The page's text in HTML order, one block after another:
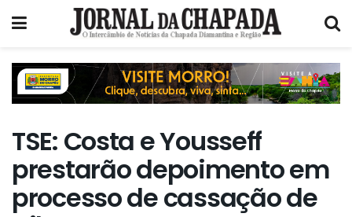
TSE: Costa e Yousseff
prestarão depoimento em
processo de cassação de